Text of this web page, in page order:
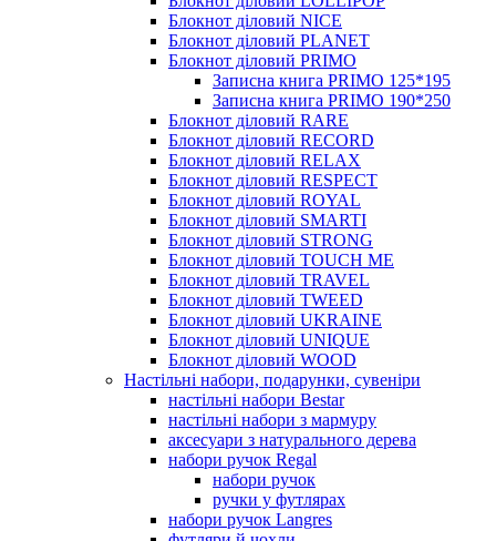
Блокнот діловий NICE
Блокнот діловий PLANET
Блокнот діловий PRIMO
Записна книга PRIMO 125*195
Записна книга PRIMO 190*250
Блокнот діловий RARE
Блокнот діловий RECORD
Блокнот діловий RELAX
Блокнот діловий RESPECT
Блокнот діловий ROYAL
Блокнот діловий SMARTI
Блокнот діловий STRONG
Блокнот діловий TOUCH ME
Блокнот діловий TRAVEL
Блокнот діловий TWEED
Блокнот діловий UKRAINE
Блокнот діловий UNIQUE
Блокнот діловий WOOD
Настільні набори, подарунки, сувеніри
настільні набори Bestar
настільні набори з мармуру
аксесуари з натурального дерева
набори ручок Regal
набори ручок
ручки у футлярах
набори ручок Langres